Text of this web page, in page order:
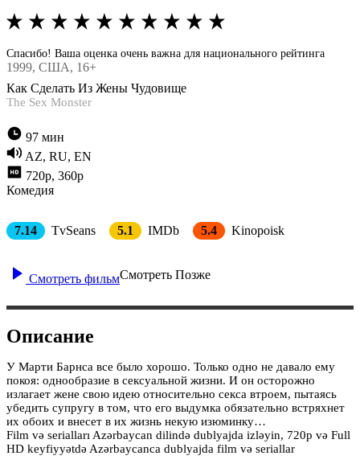
Спасибо! Ваша оценка очень важна для национального рейтинга
1999, США, 16+
Как Сделать Из Жены Чудовище
The Sex Monster
97 мин
AZ, RU, EN
720p, 360p
Комедия
7.14 TvSeans 5.1 IMDb 5.4 Kinopoisk
Смотреть фильмСмотреть Позже
Описание
У Марти Барнса все было хорошо. Только одно не давало ему
покоя: однообразие в сексуальной жизни. И он осторожно
излагает жене свою идею относительно секса втроем, пытаясь
убедить супругу в том, что его выдумка обязательно встряхнет
их обоих и внесет в их жизнь некую изюминку…
Film və serialları Azərbaycan dilində dublyajda izləyin, 720p və Full
HD keyfiyyətdə Azərbaycanca dublyajda film və seriallar